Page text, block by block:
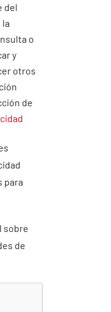
del
o
y
otros
de
para
sobre
de